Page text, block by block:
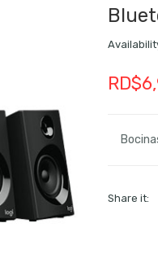
RD$
Share it: